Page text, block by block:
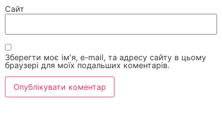
Сайт
Зберегти моє ім'я, e-mail, та адресу сайту в цьому
браузері для моїх подальших коментарів.